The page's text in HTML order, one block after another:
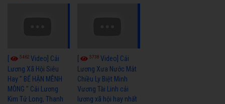
5462 Video] Cải
Lương Xã Hội Siêu
Hay " BỂ HẬN MÊNH
MÔNG " Cải Lương
Kim Tử Long, Thanh
5738Video] Cải
Lương Xưa Nước Mắt
Chiều Ly Biệt Minh
Vương Tài Linh cải
lương xã hội hay nhất